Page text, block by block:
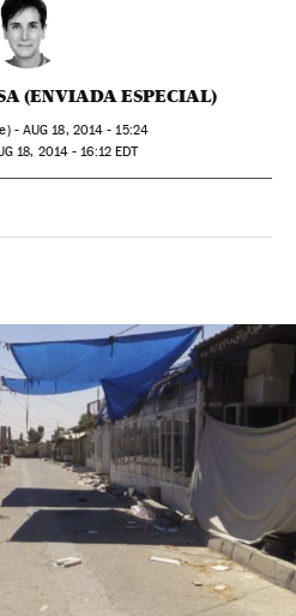
(ENVIADA ESPECIAL)
- AUG 18, 2014 - 15:24
18, 2014 - 16:12EDT
Sociales